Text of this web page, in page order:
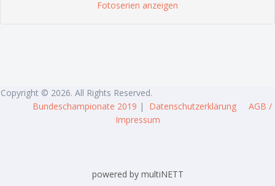
Fotoserien anzeigen
Copyright © 2026. All Rights Reserved.
Bundeschampionate 2019 | Datenschutzerklärung
AGB /
Impressum
powered by multiNETT